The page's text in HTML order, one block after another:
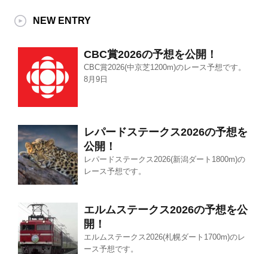
NEW ENTRY
CBC賞2026の予想を公開！
CBC賞2026(中京芝1200m)のレース予想です。
8月9日
レパードステークス2026の予想を
公開！
レパードステークス2026(新潟ダート1800m)の
レース予想です。
エルムステークス2026の予想を公
開！
エルムステークス2026(札幌ダート1700m)のレ
ース予想です。